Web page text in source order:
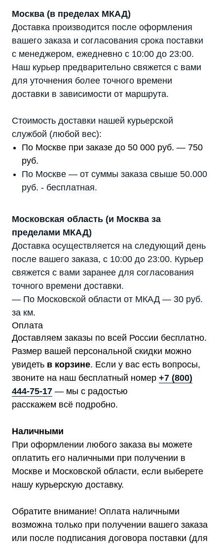
Москва (в пределах МКАД)
Доставка производится после оформления
вашего заказа и согласования срока поставки
с менеджером, ежедневно с 10:00 до 23:00.
Наш курьер предварительно свяжется с вами
для уточнения более точного времени
доставки в зависимости от маршрута.
Стоимость доставки нашей курьерской
службой (любой вес):
По Москве при заказе до 50 000 руб. — 750
руб.
По Москве — от суммы заказа свыше 50.000
руб. - бесплатная.
Московская область (и Москва за
пределами МКАД)
Доставка осуществляется на следующий день
после вашего заказа, с 10:00 до 23:00. Курьер
свяжется с вами заранее для согласования
точного времени доставки.
— По Московской области от МКАД — 30 руб.
за км.
Оплата
Доставляем заказы по всей России бесплатно.
Размер вашей персональной скидки можно
увидеть в корзине. Если у вас есть вопросы,
звоните на наш бесплатный номер +7 (800)
444-75-17 — мы с радостью
расскажем всё подробно.
Наличными
При оформлении любого заказа вы можете
оплатить его наличными при получении в
Москве и Московской области, если выберете
нашу курьерскую доставку.
Обратите внимание! Оплата наличными
возможна только при получении вашего заказа
или после подписания договора поставки (для